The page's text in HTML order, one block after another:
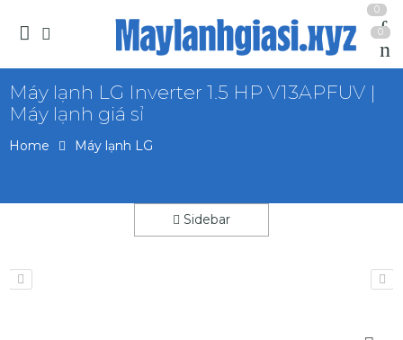
0
0
Máy lạnh LG Inverter 1.5 HP V13APFUV |
Máy lạnh giá sỉ
Home Máy lạnh LG
Sidebar